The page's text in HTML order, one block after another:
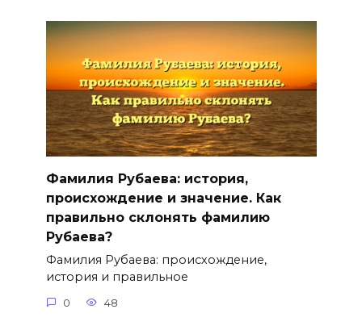
Фамилия Рубаева: история,
происхождение и значение. Как
правильно склонять фамилию
Рубаева?
Фамилия Рубаева: происхождение,
история и правильное
0 48